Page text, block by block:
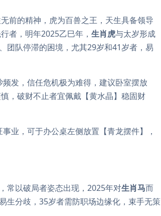
前的精神，虎为百兽之王，天生具备领导
者，明年2025乙巳年， 生肖虎与太岁形成
团队停滞的困境，尤其29岁和41岁者，易
发，信任危机极为难得，建议卧室摆放
，破财不止者宜佩戴【黄水晶】稳固财
业，可于办公桌左侧放置【青龙摆件】，
常以破局者姿态出现，2025年对生肖马而
生分歧，35岁者需防职场边缘化，束手无策